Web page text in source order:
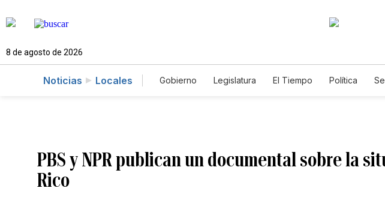
8 de agosto de 2026
Noticias Locales Gobierno Legislatura El Tiempo Política
PBS y NPR publican un documental sobre la
Rico